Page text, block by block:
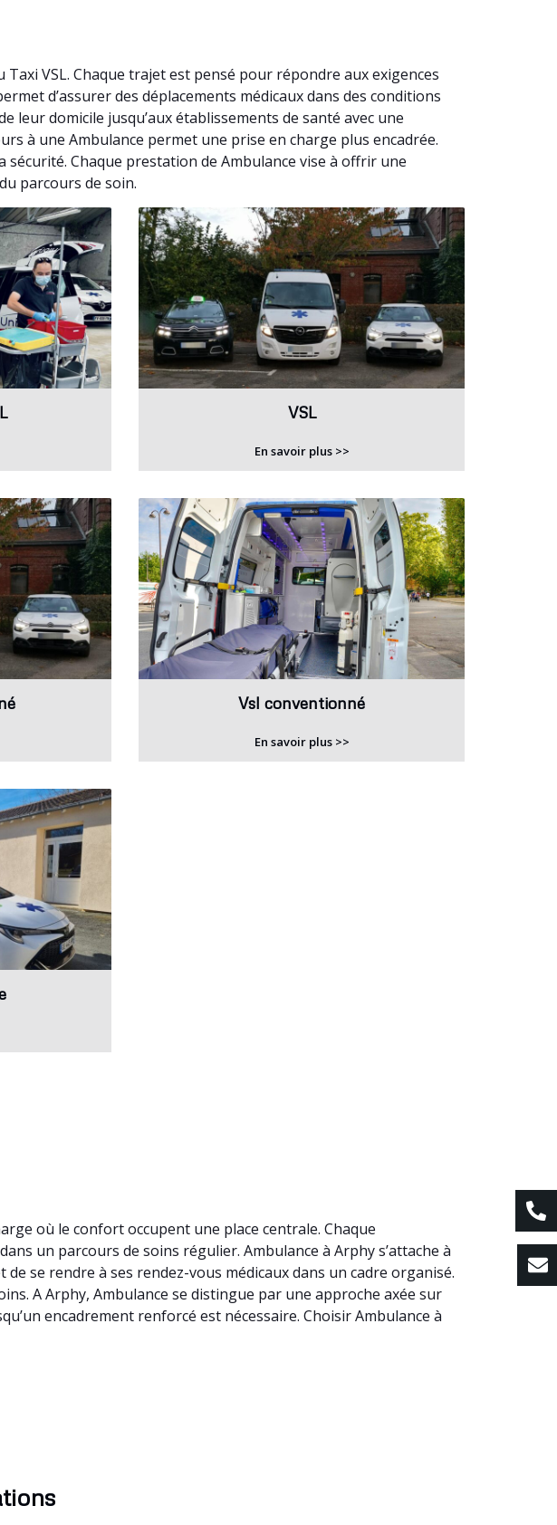
VSL. Chaque trajet est pensé pour répondre aux exigences
d’assurer des déplacements médicaux dans des conditions
leur domicile jusqu’aux établissements de santé avec une
à une Ambulance permet une prise en charge plus encadrée.
Chaque prestation de Ambulance vise à offrir une
parcours de soin.
VSL
En savoir plus >>
Vsl conventionné
En savoir plus >>
où le confort occupent une place centrale. Chaque
un parcours de soins régulier. Ambulance à Arphy s’attache à
se rendre à ses rendez-vous médicaux dans un cadre organisé.
A Arphy, Ambulance se distingue par une approche axée sur
encadrement renforcé est nécessaire. Choisir Ambulance à